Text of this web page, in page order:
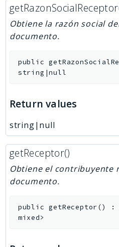
Obtiene la razón social
documento.
public
string|null
Return values
string|null
getReceptor()
Obtiene el contribuyente
documento.
public getReceptor() :
mixed>